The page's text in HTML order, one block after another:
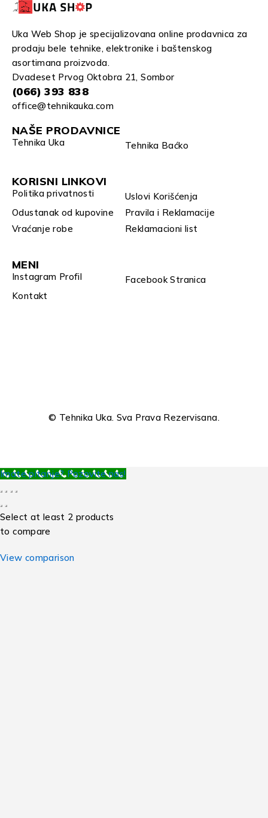
Uka Web Shop je specijalizovana online prodavnica za
prodaju bele tehnike, elektronike i baštenskog
asortimana proizvoda.
Dvadeset Prvog Oktobra 21, Sombor
(066) 393 838
office@tehnikauka.com
NAŠE PRODAVNICE
Tehnika Uka Tehnika Baćko
KORISNI LINKOVI
Politika privatnosti
Uslovi Korišćenja
Odustanak od kupovine
Pravila i Reklamacije
Vraćanje robe
Reklamacioni list
MENI
Instagram Profil
Facebook Stranica
Kontakt
© Tehnika Uka. Sva Prava Rezervisana.
Imate pitanje? Pozovite nas!
Select at least 2 products
to compare
View comparison